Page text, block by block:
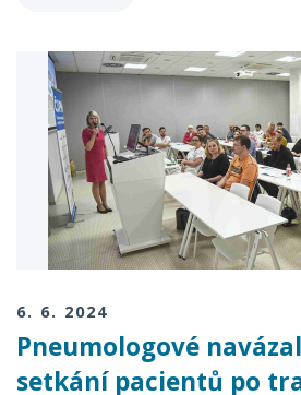
6. 6. 2024
Pneumologové
setkání pacientů po